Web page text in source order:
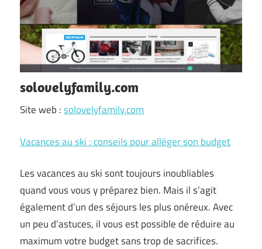
solovelyfamily.com
Site web :solovelyfamily.com
Vacances au ski : conseils pour alléger son budget
Les vacances au ski sont toujours inoubliables
quand vous vous y préparez bien. Mais il s’agit
également d’un des séjours les plus onéreux. Avec
un peu d’astuces, il vous est possible de réduire au
maximum votre budget sans trop de sacrifices.